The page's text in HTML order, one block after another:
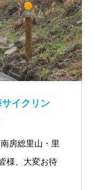
サイクリン
房総里山・里
様、大変お待